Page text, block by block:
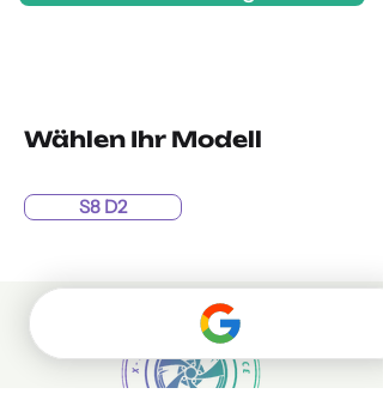
Wählen Ihr Modell
S8 D2